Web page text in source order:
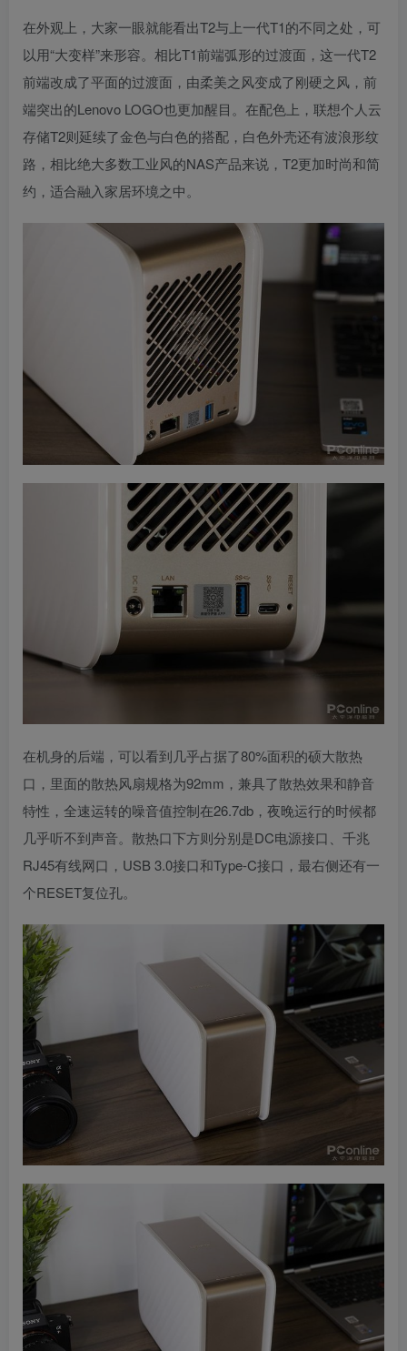
在外观上，大家一眼就能看出T2与上一代T1的不同之处，可
以用“大变样”来形容。相比T1前端弧形的过渡面，这一代T2
前端改成了平面的过渡面，由柔美之风变成了刚硬之风，前
端突出的Lenovo LOGO也更加醒目。在配色上，联想个人云
存储T2则延续了金色与白色的搭配，白色外壳还有波浪形纹
路，相比绝大多数工业风的NAS产品来说，T2更加时尚和简
约，适合融入家居环境之中。
在机身的后端，可以看到几乎占据了80%面积的硕大散热
口，里面的散热风扇规格为92mm，兼具了散热效果和静音
特性，全速运转的噪音值控制在26.7db，夜晚运行的时候都
几乎听不到声音。散热口下方则分别是DC电源接口、千兆
RJ45有线网口，USB 3.0接口和Type-C接口，最右侧还有一
个RESET复位孔。